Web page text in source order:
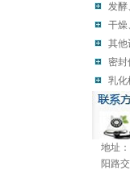
发酵
干燥
其他
密封
乳化
地址
阳路